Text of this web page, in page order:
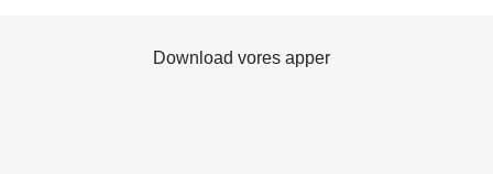
Download vores apper